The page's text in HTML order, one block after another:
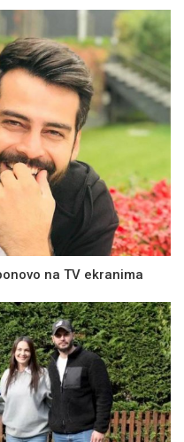
na TV ekranima